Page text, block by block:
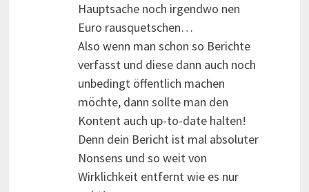
Hauptsache noch irgendwo nen
Euro rausquetschen…
Also wenn man schon so Berichte
verfasst und diese dann auch noch
unbedingt öffentlich machen
möchte, dann sollte man den
Kontent auch up-to-date halten!
Denn dein Bericht ist mal absoluter
Nonsens und so weit von
Wirklichkeit entfernt wie es nur